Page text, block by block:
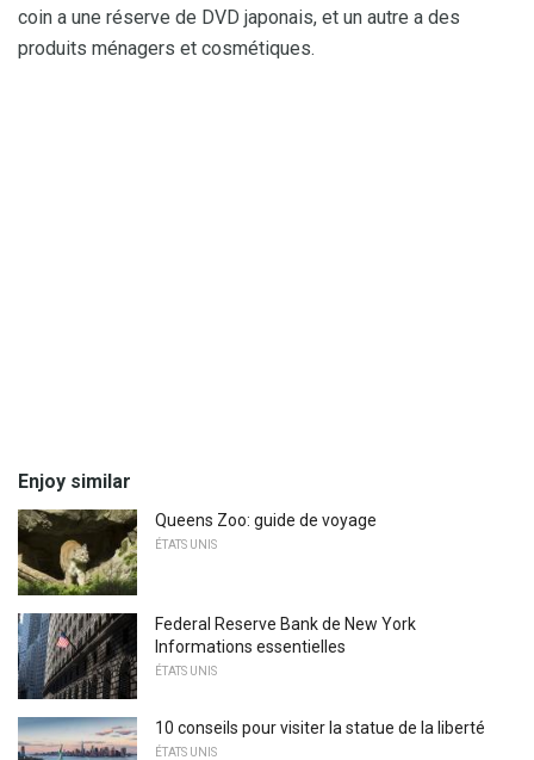
coin a une réserve de DVD japonais, et un autre a des
produits ménagers et cosmétiques.
Enjoy similar
Queens Zoo: guide de voyage
ÉTATS UNIS
Federal Reserve Bank de New York
Informations essentielles
ÉTATS UNIS
10 conseils pour visiter la statue de la liberté
ÉTATS UNIS